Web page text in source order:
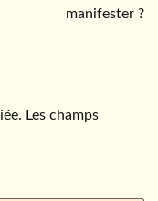
manifester ?
Les champs